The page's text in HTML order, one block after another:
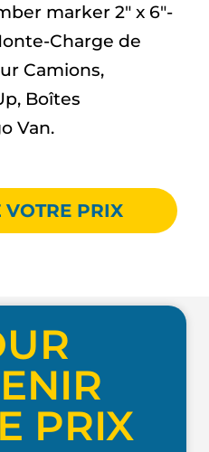
marker 2″ x 6″-
Charge de
Camions,
Boîtes
Van.
PRIX
PRIX